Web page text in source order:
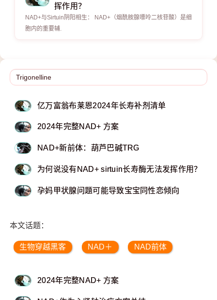
挥作用？
NAD+与Sirtuin阴阳相生： NAD+（烟酰胺腺嘌呤二核苷酸）是细
胞内的重要辅.
亿万富翁布莱恩2024年长寿补剂清单
2024年完整NAD+ 方案
NAD+新前体：葫芦巴碱TRG
为何说没有NAD+ sirtuin长寿酶无法发挥作用？
孕妈甲状腺问题可能导致宝宝同性恋倾向
本文话题：
生物穿越黑客 NAD＋ NAD前体
2024年完整NAD+ 方案